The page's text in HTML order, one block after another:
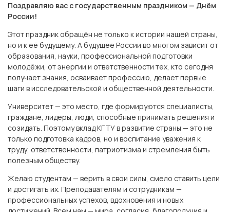
Поздравляю вас с государственным праздником — Днём
России!
Этот праздник обращён не только к истории нашей страны,
но и к её будущему. А будущее России во многом зависит от
образования, науки, профессиональной подготовки
молодёжи, от энергии и ответственности тех, кто сегодня
получает знания, осваивает профессию, делает первые
шаги в исследовательской и общественной деятельности.
Университет — это место, где формируются специалисты,
граждане, лидеры, люди, способные принимать решения и
созидать. Поэтому вклад КГТУ в развитие страны — это не
только подготовка кадров, но и воспитание уважения к
труду, ответственности, патриотизма и стремления быть
полезным обществу.
Желаю студентам — верить в свои силы, смело ставить цели
и достигать их. Преподавателям и сотрудникам —
профессиональных успехов, вдохновения и новых